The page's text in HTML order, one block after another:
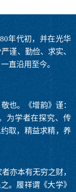
年代初，并在光华
谨、勤俭、求实、
直沿用至今。
也。《增韵》谨：
为学者在探究、传
取，精益求精，养
亦本有无穷之财，
。履祥谓《大学》